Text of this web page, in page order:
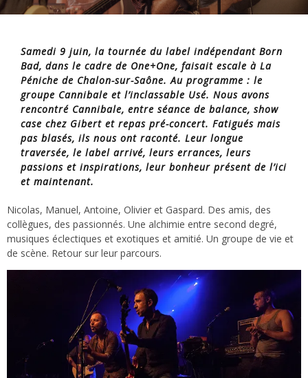
Samedi 9 juin, la tournée du label indépendant Born
Bad, dans le cadre de One+One, faisait escale à La
Péniche de Chalon-sur-Saône. Au programme : le
groupe Cannibale et l’inclassable Usé. Nous avons
rencontré Cannibale, entre séance de balance, show
case chez Gibert et repas pré-concert. Fatigués mais
pas blasés, ils nous ont raconté. Leur longue
traversée, le label arrivé, leurs errances, leurs
passions et inspirations, leur bonheur présent de l’ici
et maintenant.
Nicolas, Manuel, Antoine, Olivier et Gaspard. Des amis, des
collègues, des passionnés. Une alchimie entre second degré,
musiques éclectiques et exotiques et amitié. Un groupe de vie et
de scène. Retour sur leur parcours.